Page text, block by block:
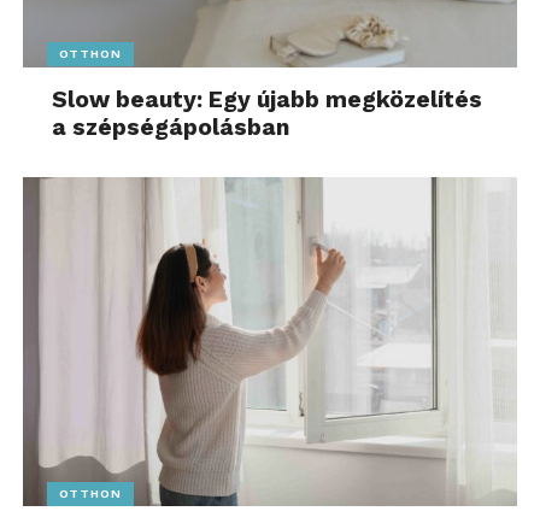
OTTHON
Slow beauty: Egy újabb megközelítés
a szépségápolásban
OTTHON